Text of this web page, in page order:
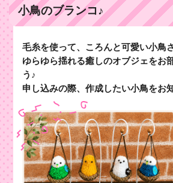
小鳥のブランコ♪
毛糸を使って、ころんと可愛い小鳥
ゆらゆら揺れる癒しのオブジェをお
う♪
申し込みの際、作成したい小鳥をお